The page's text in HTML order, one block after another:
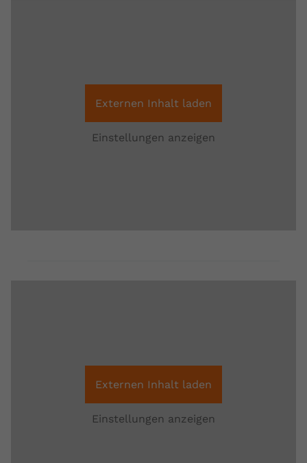
Externen Inhalt laden
Einstellungen anzeigen
Externen Inhalt laden
Einstellungen anzeigen